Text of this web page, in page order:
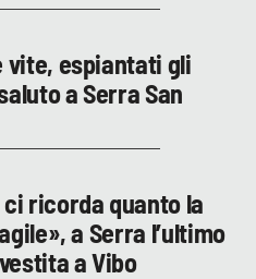
vite, espiantati gli
a Serra San
ricorda quanto la
a Serra l’ultimo
a Vibo